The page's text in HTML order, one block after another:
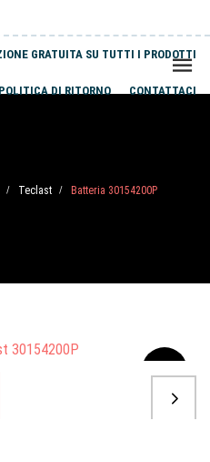
GRATUITA SU TUTTI I PRODOTTI
DI RITORNO CONTATTACI
/ Teclast / Batteria 30154200P